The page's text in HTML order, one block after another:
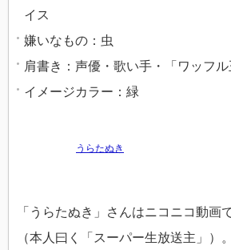
イス
嫌いなもの：虫
肩書き：声優・歌い手・「ワッフ
イメージカラー：緑
うらたぬき
「うらたぬき」さんはニコニコ動画
（本人曰く「スーパー生放送主」）。